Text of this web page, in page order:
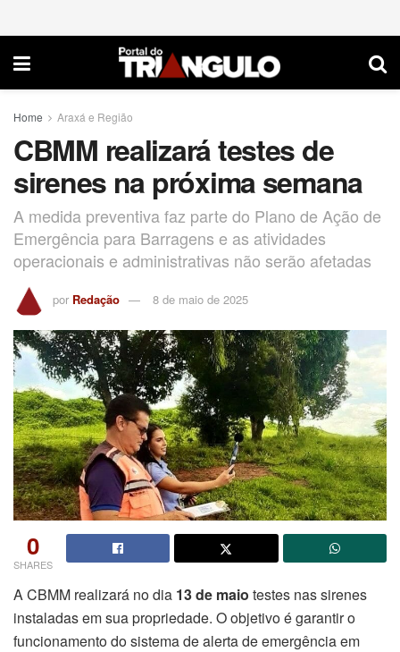
Home Araxá e Região
CBMM realizará testes de
sirenes na próxima semana
A medida preventiva faz parte do Plano de Ação de
Emergência para Barragens e as atividades
operacionais e administrativas não serão afetadas
por Redação 8 de maio de 2025
0
SHARES
A CBMM realizará no dia 13 de maio testes nas sirenes
instaladas em sua propriedade. O objetivo é garantir o
funcionamento do sistema de alerta de emergência em